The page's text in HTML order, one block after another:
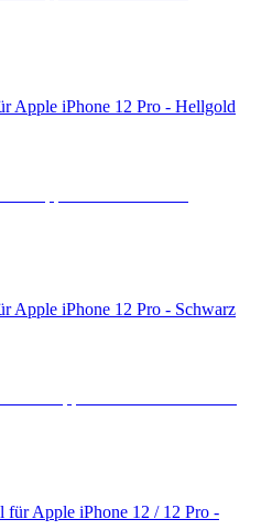
Apple iPhone 12 Pro - Hellgold
Apple iPhone 12 Pro - Schwarz
für Apple iPhone 12 / 12 Pro -